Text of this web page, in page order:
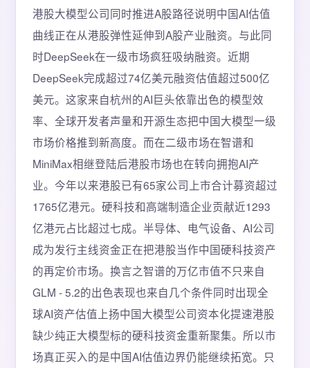
港股大模型公司同时推进A股路径说明中国AI估值
曲线正在从港股弹性延伸到A股产业融资。与此同
时DeepSeek在一级市场疯狂吸纳融资。近期
DeepSeek完成超过74亿美元融资估值超过500亿
美元。这家来自杭州的AI巨头依靠出色的模型效
率、全球开发者声量和开源生态把中国大模型一级
市场价格推到新高度。而在二级市场在智谱和
MiniMax相继登陆后港股市场也在转向拥抱AI产
业。今年以来港股已有65家公司上市合计募资超过
1765亿港元。硬科技和高端制造企业贡献近1293
亿港元占比超过七成。半导体、电气设备、AI公司
成为发行主线资金正在把港股当作中国硬科技资产
的再定价市场。换言之智谱的万亿市值不只来自
GLM - 5.2的出色表现也来自几个条件同时出现全
球AI资产估值上扬中国大模型公司资本化提速港股
缺少纯正大模型标的硬科技资金重新聚集。所以市
场真正买入的是中国AI估值边界仍能继续拓宽。只